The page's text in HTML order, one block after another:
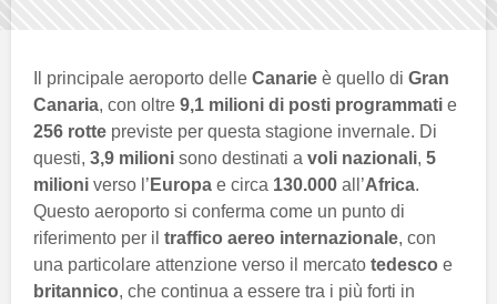
Il principale aeroporto delle Canarie è quello di Gran
Canaria, con oltre 9,1 milioni di posti programmati e
256 rotte previste per questa stagione invernale. Di
questi, 3,9 milioni sono destinati a voli nazionali, 5
milioni verso l’ Europa e circa 130.000 all’Africa.
Questo aeroporto si conferma come un punto di
riferimento per il traffico aereo internazionale, con
una particolare attenzione verso il mercato tedesco e
britannico, che continua a essere tra i più forti in